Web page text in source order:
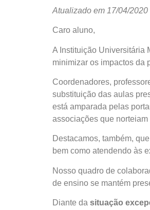
Atualizado em 17/04/2020
Caro aluno,
A Instituição Universitária
minimizar os impactos da
Coordenadores,
substituição das aulas
está amparada pelas
associações que
Destacamos, também,
bem como atendendo às
Nosso quadro de
de ensino se mantém
Diante da situação